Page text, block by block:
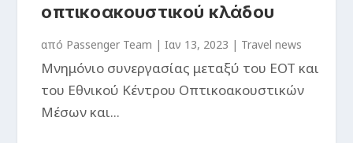
οπτικοακουστικού κλάδου
από Passenger Team |Ιαν 13, 2023 | Travel news
Μνημόνιο συνεργασίας μεταξύ του ΕΟΤ και
του Εθνικού Κέντρου Οπτικοακουστικών
Μέσων και...